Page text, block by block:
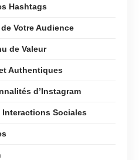
Hashtags
Votre Audience
de Valeur
Authentiques
d’Instagram
Interactions Sociales